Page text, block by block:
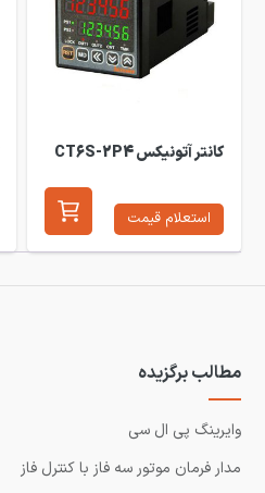
کانتر آتونیکس CT6S-2P4
استعلام قیمت
مطالب برگزیده
وایرینگ پی ال سی
مدار فرمان موتور سه فاز با کنترل فاز